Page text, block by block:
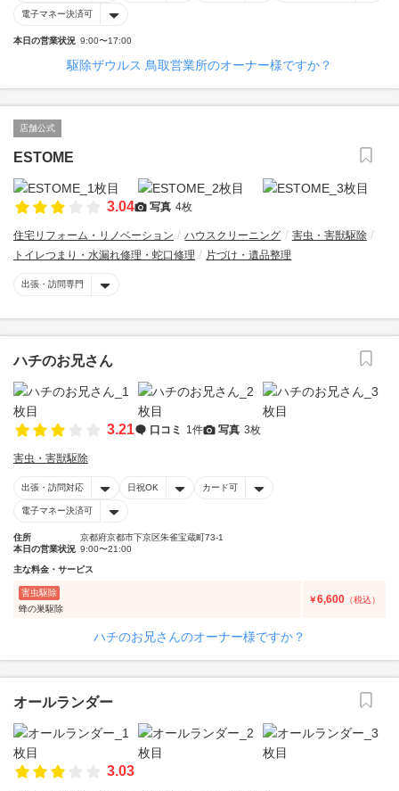
電子マネー決済可
本日の営業状況 9:00〜17:00
駆除ザウルス 鳥取営業所のオーナー様ですか？
店舗公式
ESTOME
3.04 写真 4枚
住宅リフォーム・リノベーション ハウスクリーニング
害虫・害獣駆除
トイレつまり・水漏れ修理・蛇口修理
片づけ・遺品整理
出張・訪問専門
ハチのお兄さん
3.21 口コミ 1件 写真 3枚
害虫・害獣駆除
出張・訪問対応 日祝OK カード可
電子マネー決済可
住所
京都府京都市下京区朱雀宝蔵町73-1
本日の営業状況 9:00〜21:00
主な料金・サービス
害虫駆除
蜂の巣駆除
￥6,600 （税込）
ハチのお兄さんのオーナー様ですか？
オールランダー
3.03